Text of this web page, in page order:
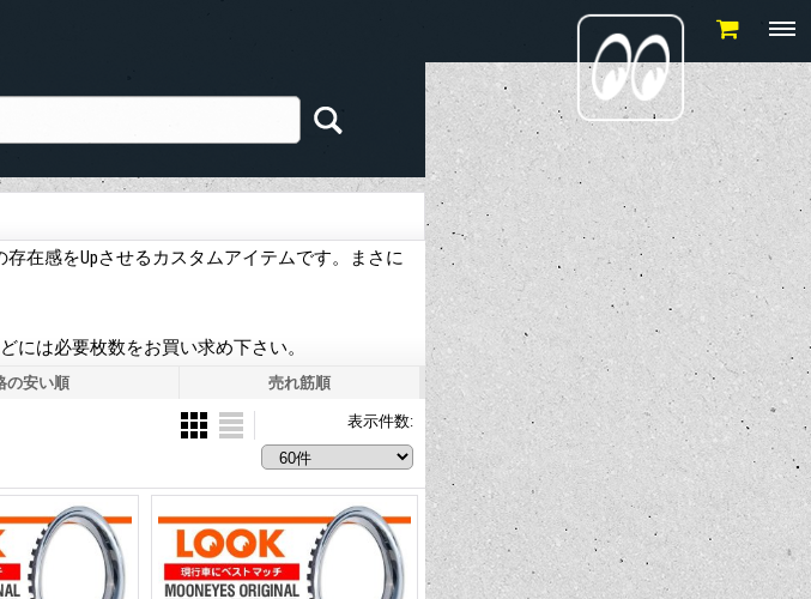
存在感をUpさせるカスタムアイテムです。まさに
には必要枚数をお買い求め下さい。
の安い順 売れ筋順
表示件数: